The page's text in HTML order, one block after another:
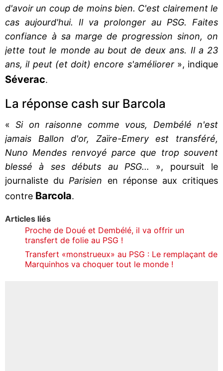
d'avoir un coup de moins bien. C'est clairement le
cas aujourd'hui. Il va prolonger au PSG. Faites
confiance à sa marge de progression sinon, on
jette tout le monde au bout de deux ans. Il a 23
ans, il peut (et doit) encore s'améliorer », indique
Séverac.
La réponse cash sur Barcola
«Si on raisonne comme vous, Dembélé n'est
jamais Ballon d'or, Zaïre-Emery est transféré,
Nuno Mendes renvoyé parce que trop souvent
blessé à ses débuts au PSG… », poursuit le
journaliste du Parisien en réponse aux critiques
contre Barcola.
Articles liés
Proche de Doué et Dembélé, il va offrir un
transfert de folie au PSG !
Transfert «monstrueux» au PSG : Le remplaçant de
Marquinhos va choquer tout le monde !